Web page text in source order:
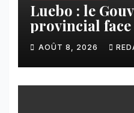
Luebo : le
provincial face
érosions qui
AOÛT 8, 2026